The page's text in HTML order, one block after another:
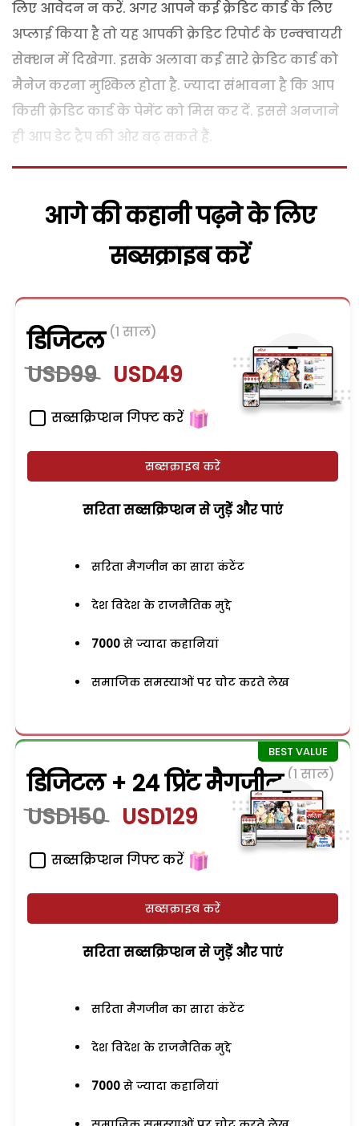
लिए आवेदन न करें. अगर आपने कई क्रेडिट कार्ड के लिए
अप्लाई किया है तो यह आपकी क्रेडिट रिपोर्ट के एन्‍क्‍वायरी
सेक्‍शन में दिखेगा. इसके अलावा कई सारे क्रेडिट कार्ड को
मैनेज करना मुश्किल होता है. ज्‍यादा संभावना है कि आप
किसी क्रेडिट कार्ड के पेमेंट को मिस कर दें. इससे अनजाने
ही आप डेट ट्रैप की ओर बढ़ सकते हैं.
आगे की कहानी पढ़ने के लिए
सब्सक्राइब करें
डिजिटल (1 साल)
USD99 USD49
सब्सक्रिप्शन गिफ्ट करें
सब्सक्राइब करें
सरिता सब्सक्रिप्शन से जुड़ेें और पाएं
सरिता मैगजीन का सारा कंटेंट
देश विदेश के राजनैतिक मुद्दे
7000 से ज्यादा कहानियां
समाजिक समस्याओं पर चोट करते लेख
डिजिटल + 24 प्रिंट मैगजीन (1 साल)
USD150 USD129
सब्सक्रिप्शन गिफ्ट करें
सब्सक्राइब करें
सरिता सब्सक्रिप्शन से जुड़ेें और पाएं
सरिता मैगजीन का सारा कंटेंट
देश विदेश के राजनैतिक मुद्दे
7000 से ज्यादा कहानियां